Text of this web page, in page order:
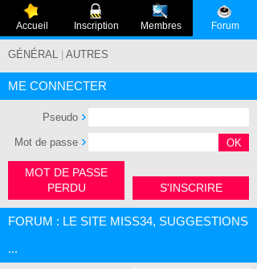
Accueil Inscription Membres Forum
GÉNÉRAL AUTRES
ME CONNECTER
Pseudo
Mot de passe
MOT DE PASSE
PERDU
S'INSCRIRE
FORUM : LE SITE MISS34, SUGGESTIONS
...